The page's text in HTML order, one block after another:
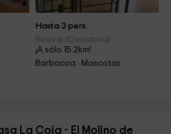
Hasta 3 pers.
Ruente (Cantabria)
¡A sólo 15.2km!
Barbacoa · Mascotas
La Coja - El Molino de